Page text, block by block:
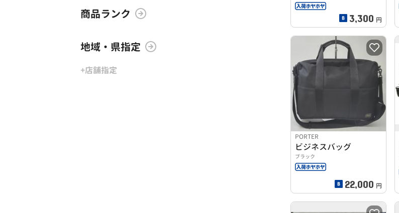
商品ランク
地域・県指定
+店舗指定
3,300 円
PORTER
ビジネスバッグ
ブラック
22,000 円